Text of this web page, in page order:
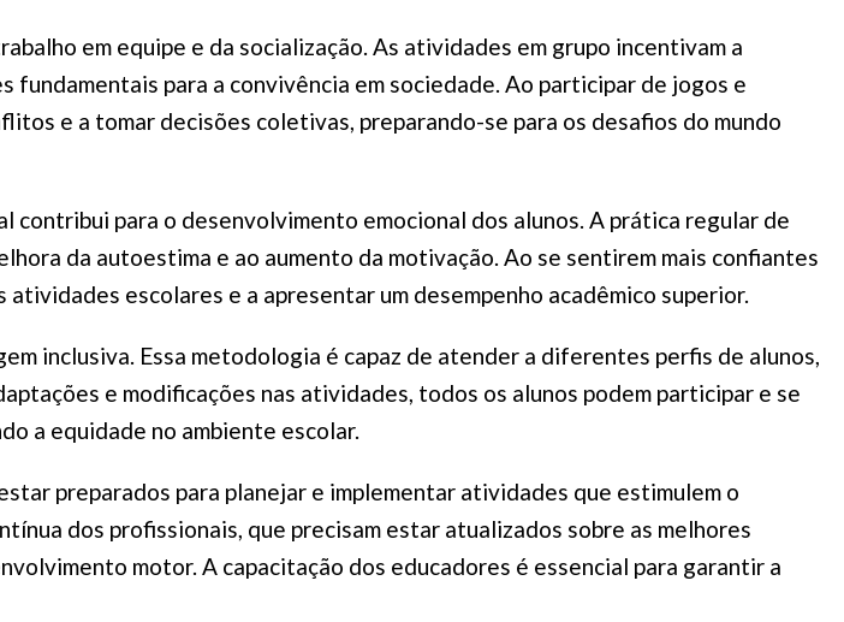
em equipe e da socialização. As atividades em grupo incentivam a
para a convivência em sociedade. Ao participar de jogos e
e a tomar decisões coletivas, preparando-se para os desafios do mundo
contribui para o desenvolvimento emocional dos alunos. A prática regular de
da autoestima e ao aumento da motivação. Ao se sentirem mais confiantes
escolares e a apresentar um desempenho acadêmico superior.
inclusiva. Essa metodologia é capaz de atender a diferentes perfis de alunos,
e modificações nas atividades, todos os alunos podem participar e se
a equidade no ambiente escolar.
preparados para planejar e implementar atividades que estimulem o
dos profissionais, que precisam estar atualizados sobre as melhores
motor. A capacitação dos educadores é essencial para garantir a